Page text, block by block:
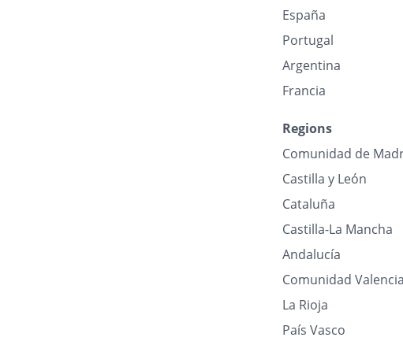
España
Portugal
Argentina
Francia
Regions
Comunidad de
Castilla y León
Cataluña
Castilla-La Mancha
Andalucía
Comunidad
La Rioja
País Vasco